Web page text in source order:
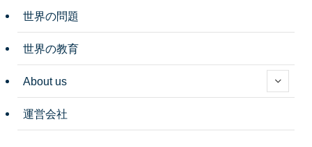
世界の問題
世界の教育
About us
運営会社